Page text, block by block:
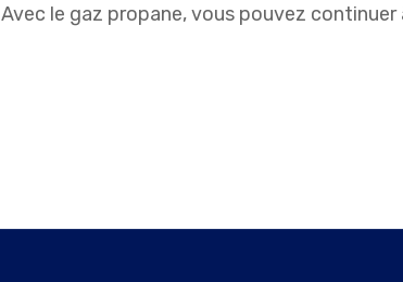
Avec le gaz propane, vous pouvez